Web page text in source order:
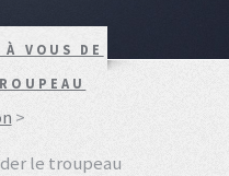
VOUS DE
le troupeau